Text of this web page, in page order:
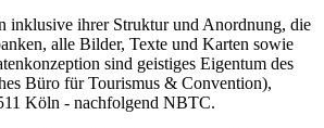
inklusive ihrer Struktur und Anordnung, die
alle Bilder, Texte und Karten sowie
sind geistiges Eigentum des
Büro für Tourismus & Convention),
Köln - nachfolgend NBTC.